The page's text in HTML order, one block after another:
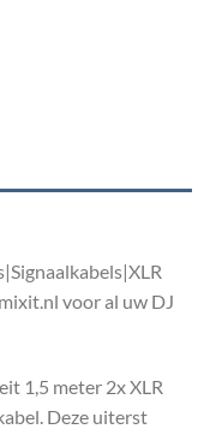
voor al uw DJ
1,5 meter 2x XLR
Deze uiterst